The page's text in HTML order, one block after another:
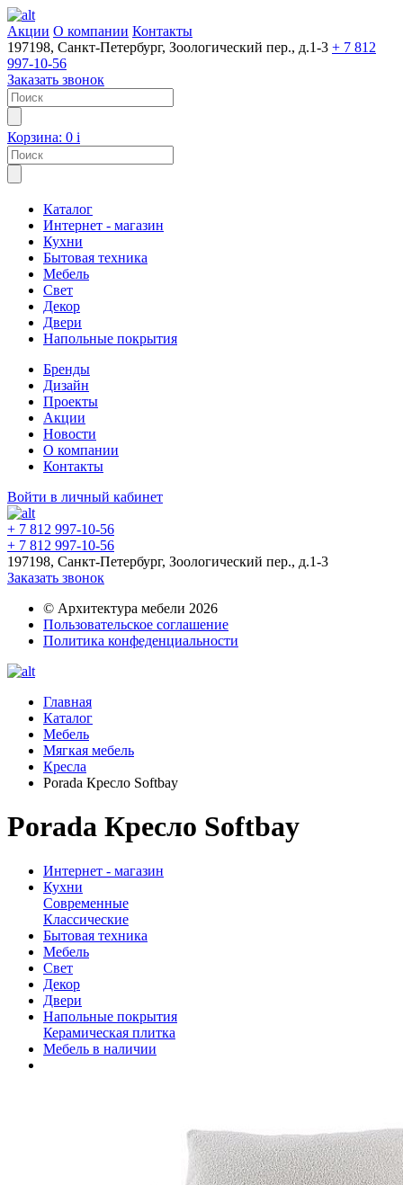
Акции О компании Контакты
197198, Санкт-Петербург, Зоологический пер., д.1-3 + 7 812
997-10-56
Заказать звонок
Корзина: 0 i
Каталог
Интернет - магазин
Кухни
Бытовая техника
Мебель
Свет
Декор
Двери
Напольные покрытия
Бренды
Дизайн
Проекты
Акции
Новости
О компании
Контакты
Войти в личный кабинет
+ 7 812 997-10-56
+ 7 812 997-10-56
197198, Санкт-Петербург, Зоологический пер., д.1-3
Заказать звонок
© Архитектура мебели 2026
Пользовательское соглашение
Политика конфеденциальности
Главная
Каталог
Мебель
Мягкая мебель
Кресла
Porada Кресло Softbay
Porada Кресло Softbay
Интернет - магазин
Кухни
Современные
Классические
Бытовая техника
Мебель
Свет
Декор
Двери
Напольные покрытия
Керамическая плитка
Мебель в наличии